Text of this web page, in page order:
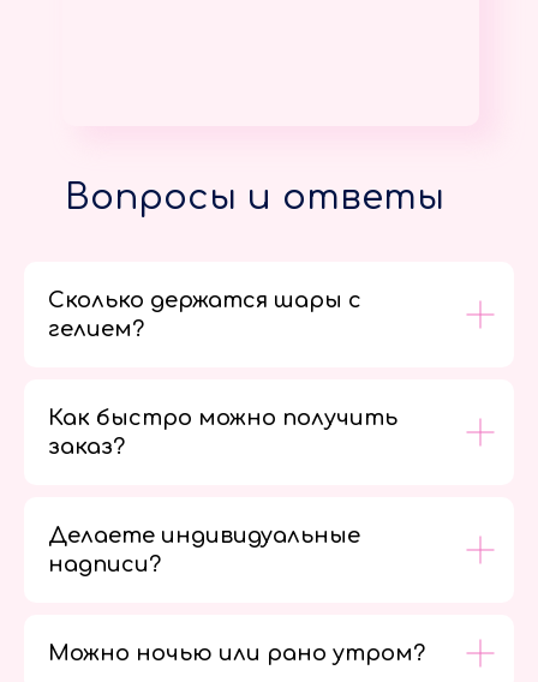
Вопросы и ответы
Сколько держатся шары с
гелием?
Как быстро можно получить
заказ?
Делаете индивидуальные
надписи?
Можно ночью или рано утром?